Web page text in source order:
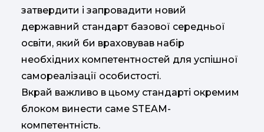
затвердити і запровадити новий
державний стандарт базової середньої
освіти, який би враховував набір
необхідних компетентностей для успішної
самореалізації особистості.
Вкрай важливо в цьому стандарті окремим
блоком винести саме STEAM-
компетентність.